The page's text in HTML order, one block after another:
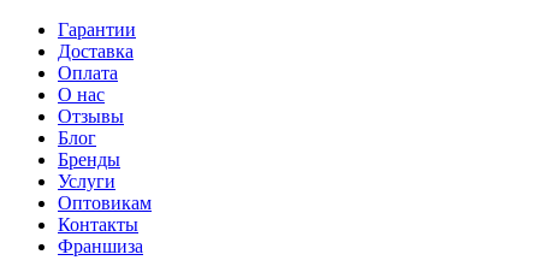
Гарантии
Доставка
Оплата
О нас
Отзывы
Блог
Бренды
Услуги
Оптовикам
Контакты
Франшиза